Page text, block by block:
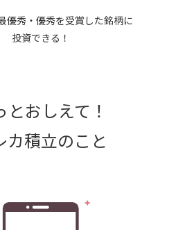
優秀・優秀を受賞した銘柄に
投資できる！
とおしえて！
カ積立のこと